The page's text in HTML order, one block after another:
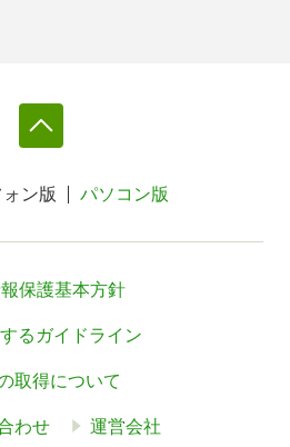
ン版 パソコン版
保護基本方針
るガイドライン
取得について
わせ 運営会社